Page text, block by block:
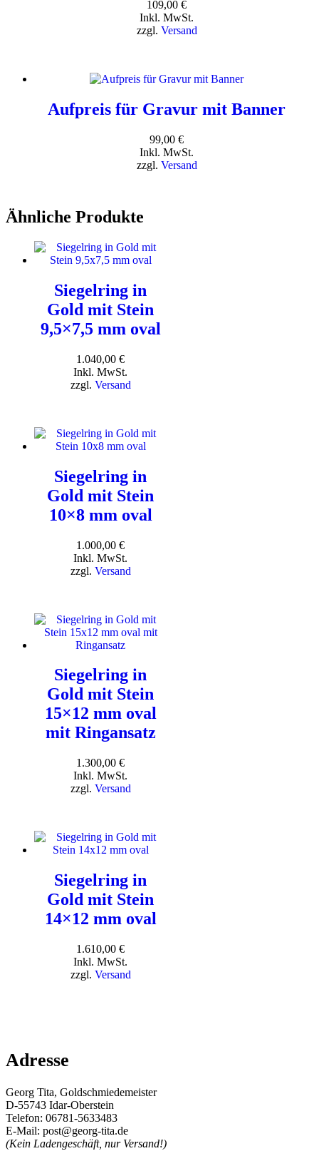
109,00 €
Inkl. MwSt.
zzgl. Versand
Aufpreis für Gravur mit Banner
99,00 €
Inkl. MwSt.
zzgl. Versand
Ähnliche Produkte
Siegelring in
Gold mit Stein
9,5×7,5 mm oval
1.040,00 €
Inkl. MwSt.
zzgl. Versand
Siegelring in
Gold mit Stein
10×8 mm oval
1.000,00 €
Inkl. MwSt.
zzgl. Versand
Siegelring in
Gold mit Stein
15×12 mm oval
mit Ringansatz
1.300,00 €
Inkl. MwSt.
zzgl. Versand
Siegelring in
Gold mit Stein
14×12 mm oval
1.610,00 €
Inkl. MwSt.
zzgl. Versand
Adresse
Georg Tita, Goldschmiedemeister
D-55743 Idar-Oberstein
Telefon: 06781-5633483
E-Mail: post@georg-tita.de
(Kein Ladengeschäft, nur Versand!)